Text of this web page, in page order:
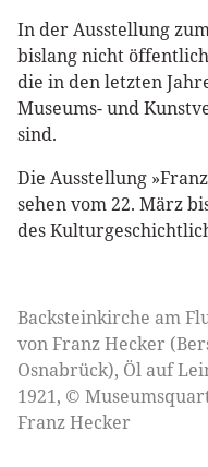
In der Ausstellung
bislang nicht
die in den letzten
Museums- und
sind.
Die Ausstellung
sehen vom 22. März
des
Backsteinkirche am
von Franz Hecker
Osnabrück), Öl auf
1921, ©
Franz Hecker